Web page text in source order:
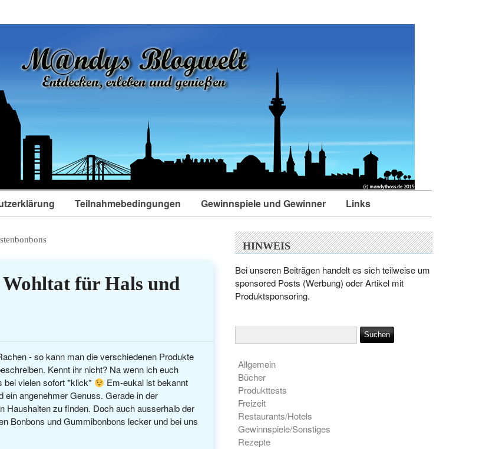
Teilnahmebedingungen Gewinnspiele und Gewinner Links
für Hals und
- so kann man die verschiedenen Produkte
Kennt ihr nicht? Na wenn ich euch
bei vielen sofort *klick*
Em-eukal ist bekannt
ein angenehmer Genuss. Gerade in der
Haushalten zu finden. Doch auch ausserhalb der
Bonbons und Gummibonbons lecker und bei uns
HINWEIS
Bei unseren Beiträgen handelt es sich teilweise um
sponsored Posts (Werbung) oder Artikel mit
Produktsponsoring.
Allgemein
Bücher
Produkttests
Freizeit
Restaurants/Hotels
Gewinnspiele/Sonstiges
Rezepte